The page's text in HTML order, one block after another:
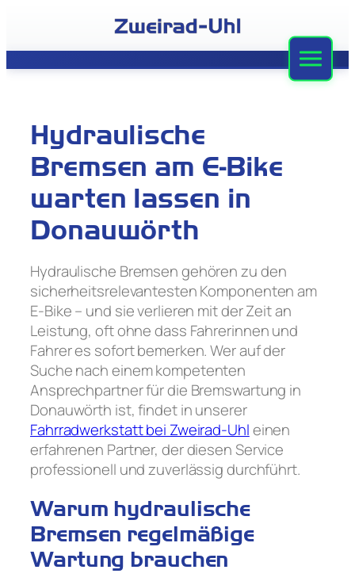
springen
Werkstatt
Stellenangebote
Kontakt
Hydraulische
Bremsen am E-Bike
warten lassen in
Donauwörth
Hydraulische Bremsen gehören zu den
sicherheitsrelevantesten Komponenten am
E-Bike – und sie verlieren mit der Zeit an
Leistung, oft ohne dass Fahrerinnen und
Fahrer es sofort bemerken. Wer auf der
Suche nach einem kompetenten
Ansprechpartner für die Bremswartung in
Donauwörth ist, findet in unserer
Fahrradwerkstatt bei Zweirad-Uhleinen
erfahrenen Partner, der diesen Service
professionell und zuverlässig durchführt.
Warum hydraulische
Bremsen regelmäßige
Wartung brauchen